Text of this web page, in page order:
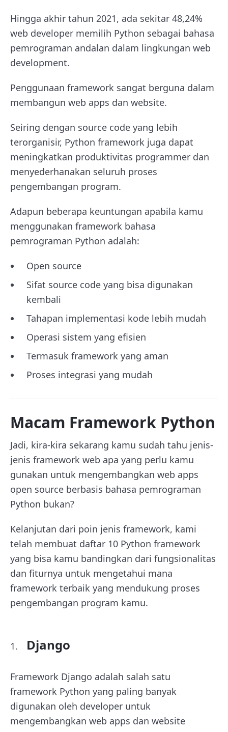
Hingga akhir tahun 2021, ada sekitar 48,24%
web developer memilih Python sebagai bahasa
pemrograman andalan dalam lingkungan web
development.
Penggunaan framework sangat berguna dalam
membangun web apps dan website.
Seiring dengan source code yang lebih
terorganisir, Python framework juga dapat
meningkatkan produktivitas programmer dan
menyederhanakan seluruh proses
pengembangan program.
Adapun beberapa keuntungan apabila kamu
menggunakan framework bahasa
pemrograman Python adalah:
Open source
Sifat source code yang bisa digunakan
kembali
Tahapan implementasi kode lebih mudah
Operasi sistem yang efisien
Termasuk framework yang aman
Proses integrasi yang mudah
Macam Framework Python
Jadi, kira-kira sekarang kamu sudah tahu jenis-
jenis framework web apa yang perlu kamu
gunakan untuk mengembangkan web apps
open source berbasis bahasa pemrograman
Python bukan?
Kelanjutan dari poin jenis framework, kami
telah membuat daftar 10 Python framework
yang bisa kamu bandingkan dari fungsionalitas
dan fiturnya untuk mengetahui mana
framework terbaik yang mendukung proses
pengembangan program kamu.
Django
Framework Django adalah salah satu
framework Python yang paling banyak
digunakan oleh developer untuk
mengembangkan web apps dan website